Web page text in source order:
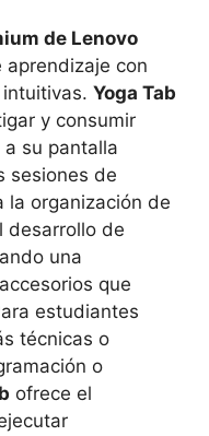
de Lenovo
con
Yoga Tab
y consumir
su pantalla
sesiones de
la organización de
desarrollo de
una
que
estudiantes
técnicas o
o
ofrece el